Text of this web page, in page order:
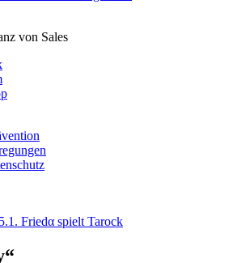
von Sales
Friedα spielt Tarock